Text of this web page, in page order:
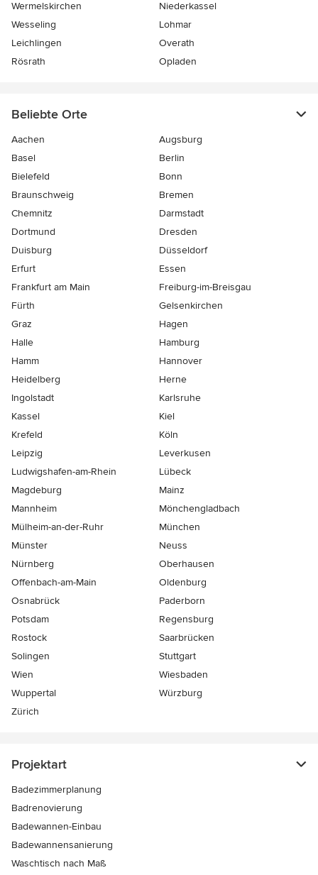
Wermelskirchen
Niederkassel
Wesseling
Lohmar
Leichlingen
Overath
Rösrath
Opladen
Beliebte Orte
Aachen
Augsburg
Basel
Berlin
Bielefeld
Bonn
Braunschweig
Bremen
Chemnitz
Darmstadt
Dortmund
Dresden
Duisburg
Düsseldorf
Erfurt
Essen
Frankfurt am Main
Freiburg-im-Breisgau
Fürth
Gelsenkirchen
Graz
Hagen
Halle
Hamburg
Hamm
Hannover
Heidelberg
Herne
Ingolstadt
Karlsruhe
Kassel
Kiel
Krefeld
Köln
Leipzig
Leverkusen
Ludwigshafen-am-Rhein
Lübeck
Magdeburg
Mainz
Mannheim
Mönchen­gladbach
Mülheim-an-der-Ruhr
München
Münster
Neuss
Nürnberg
Oberhausen
Offenbach-am-Main
Oldenburg
Osnabrück
Paderborn
Potsdam
Regensburg
Rostock
Saarbrücken
Solingen
Stuttgart
Wien
Wiesbaden
Wuppertal
Würzburg
Zürich
Projektart
Badezimmerplanung
Badrenovierung
Badewannen-Einbau
Badewannensanierung
Waschtisch nach Maß